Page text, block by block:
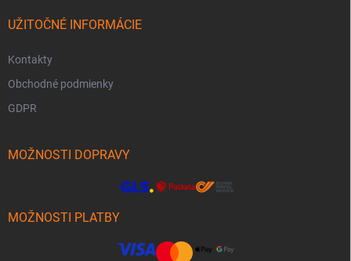
UŽITOČNÉ INFORMÁCIE
Kontakty
Obchodné podmienky
GDPR
MOŽNOSTI DOPRAVY
MOŽNOSTI PLATBY